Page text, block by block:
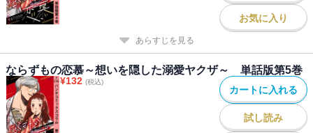
お気に入り
あらすじを見る
ならずもの恋慕～想いを隠した溺愛ヤクザ～ 単話版第5巻
¥132 (税込)
カートに入れる
試し読み